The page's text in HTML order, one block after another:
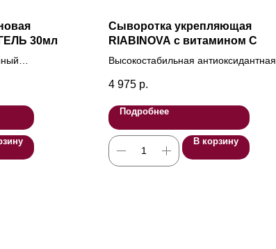
30мл
Сыворотка укрепляющая
RIABINOVA с витамином С
Высокостабильная антиоксидантная
троксерутином для защиты и
укрепления сосудистой стенки.
4 975 р.
Подробнее
В корзину